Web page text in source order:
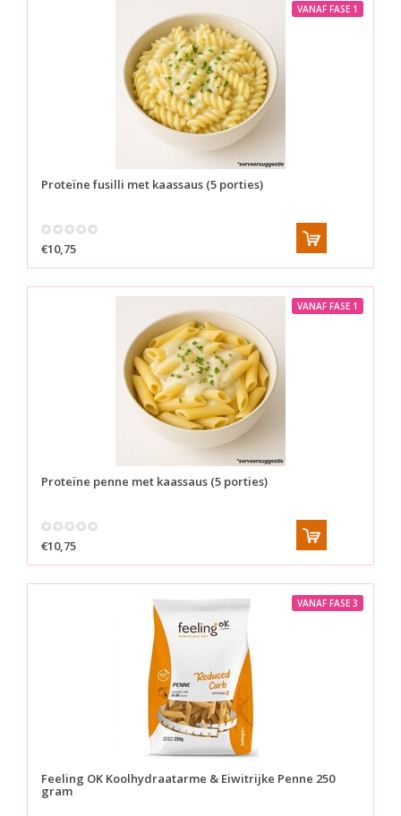
VANAF FASE 1
Proteïne fusilli met kaassaus (5 porties)
€10,75
VANAF FASE 1
Proteïne penne met kaassaus (5 porties)
€10,75
VANAF FASE 3
Feeling OK Koolhydraatarme & Eiwitrijke Penne 250
gram